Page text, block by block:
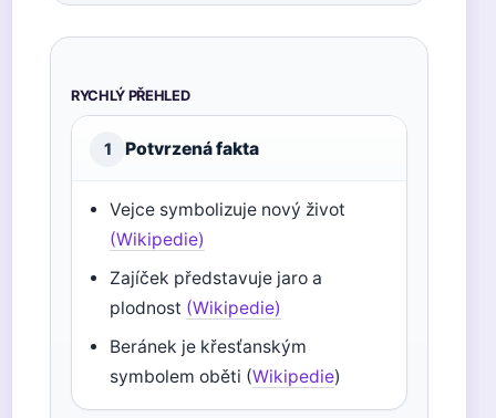
RYCHLÝ PŘEHLED
1 Potvrzená fakta
Vejce symbolizuje nový život
(Wikipedie)
Zajíček představuje jaro a
plodnost (Wikipedie)
Beránek je křesťanským
symbolem oběti (Wikipedie)